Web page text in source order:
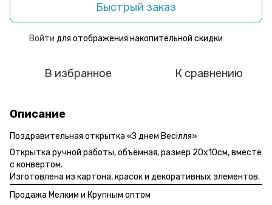
Быстрый заказ
Войти для отображения накопительной скидки
В избранное К сравнению
Описание
Поздравительная открытка «З днем Весілля»
Открытка ручной работы, объёмная, размер 20х10см, вместе
с конвертом.
Изготовлена из картона, красок и декоративных элементов.
Продажа Мелким и Крупным оптом